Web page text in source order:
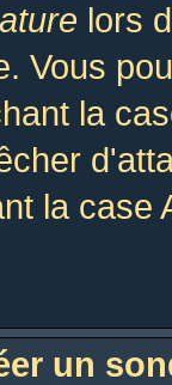
lors
Vous
la
la
un